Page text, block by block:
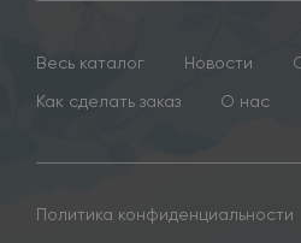
Весь каталог Новости
Как сделать заказ
О нас
Политика конфиденциальности